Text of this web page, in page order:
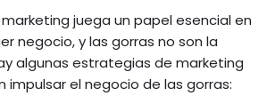
marketing juega un papel esencial en
negocio, y las gorras no son la
algunas estrategias de marketing
impulsar el negocio de las gorras: